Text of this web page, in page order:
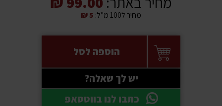
מחיר ל100 מ"ל:
הוספה לסל
יש לך שאלה?
כתבו לנו בווטסאפ